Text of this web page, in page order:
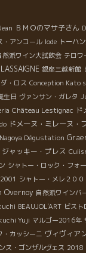
ＢＭＯのマサ子さん
・アンコール Iode トーハ
然派ワイン大試飲会 テロワ
銀座三越新館
・ロス Conception Kato
生日 ヴァンサン・ガレタ
Château Lestignac
ドメーヌ・ミレーヌ・
Nagoya Dégustation
ジャッキー・プレス
シャトー・ロック・フォ
シャトー・メレ２００
Overnoy 自然派ワインバ
BEAUJOL'ART ビス
Yuji マルゴー2016年
・カッシーニ ヴィヴィア
ス・ゴンザルヴェス 2018